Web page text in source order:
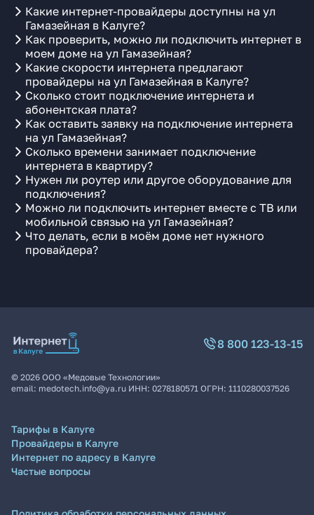
Какие интернет-провайдеры доступны на ул
Гамазейная в Калуге?
Как проверить, можно ли подключить интернет в
моем доме на ул Гамазейная?
Какие скорости интернета предлагают
провайдеры на ул Гамазейная в Калуге?
Сколько стоит подключение интернета и
абонентская плата?
Как оставить заявку на подключение интернета
на ул Гамазейная?
Сколько времени занимает подключение
интернета в квартиру?
Нужен ли роутер или другое оборудование для
подключения?
Можно ли подключить интернет вместе с ТВ или
мобильной связью на ул Гамазейная?
Что делать, если в моём доме нет нужного
провайдера?
8 800 123-13-15
© 2026 ООО «Медовые Технологии»
email: medotech.info@ya.ru ИНН: 0278180571 ОГРН: 1110280037526
Тарифы в Калуге
Провайдеры в Калуге
Интернет по адресу в Калуге
Частые вопросы